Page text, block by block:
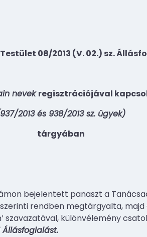
08/2013 (V. 02.) sz.
nevekregisztrációjával
2013 és 938/2013 sz. ügyek)
tárgyában
bejelentett panaszt a
rendben megtárgyalta, majd
szavazatával, különvélemény